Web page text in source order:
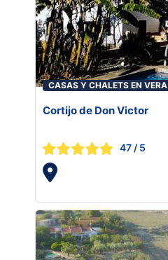
CASAS Y CHALETS EN VERA
Cortijo de Don Victor
47 / 5